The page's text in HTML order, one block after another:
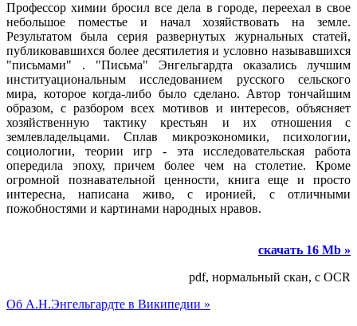
Профессор химии бросил все дела в городе, переехал в свое
небольшое поместье и начал хозяйствовать на земле.
Результатом была серия развернутых журнальных статей,
публиковавшихся более десятилетия и условно называвшихся
"письмами" . "Письма" Энгельгардта оказались лучшим
институациональным исследованием русского сельского
мира, которое когда-либо было сделано. Автор тончайшим
образом, с разбором всех мотивов и интересов, объясняет
хозяйственную тактику крестьян и их отношения с
землевладельцами. Сплав микроэкономики, психологии,
социологии, теории игр - эта исследовательская работа
опередила эпоху, причем более чем на столетие. Кроме
огромной познавательной ценности, книга еще и просто
интересна, написана живо, с иронией, с отличными
пожобностями и картинами народных нравов.
скачать 16 Mb »
pdf, нормальный скан, с OCR
Об А.Н.Энгельгардте в Википедии »